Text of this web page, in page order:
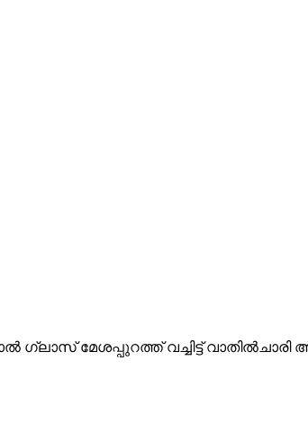
മേശപ്പുറത്ത് വച്ചിട്ട് വാതിൽചാരി